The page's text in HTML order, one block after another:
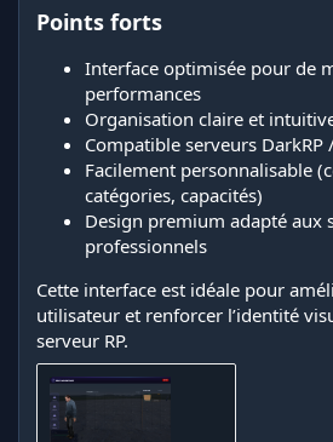
Points forts
Interface optimisée pour de
performances
Organisation claire et
Compatible serveurs DarkRP
Facilement personnalisable
catégories, capacités)
Design premium adapté aux
professionnels
Cette interface est idéale pour
utilisateur et renforcer l’identité
serveur RP.